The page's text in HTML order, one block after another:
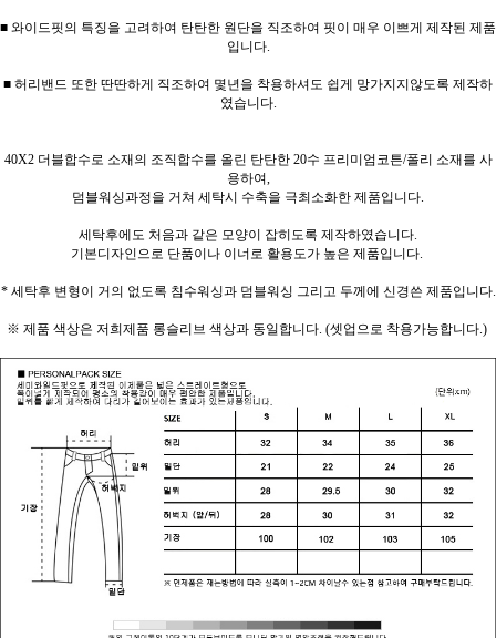
■ 와이드핏의 특징을 고려하여 탄탄한 원단을 직조하여 핏이 매우 이쁘게 제작된 제품
입니다.
■ 허리밴드 또한 딴딴하게 직조하여 몇년을 착용하셔도 쉽게 망가지지않도록 제작하
였습니다.
40X2 더블합수로 소재의 조직합수를 올린 탄탄한 20수 프리미엄코튼/폴리 소재를 사
용하여,
덤블워싱과정을 거쳐 세탁시 수축을 극최소화한 제품입니다.
세탁후에도 처음과 같은 모양이 잡히도록 제작하였습니다.
기본디자인으로 단품이나 이너로 활용도가 높은 제품입니다.
* 세탁후 변형이 거의 없도록 침수워싱과 덤블워싱 그리고 두께에 신경쓴 제품입니다.
※ 제품 색상은 저희제품 롱슬리브 색상과 동일합니다. (셋업으로 착용가능합니다.)